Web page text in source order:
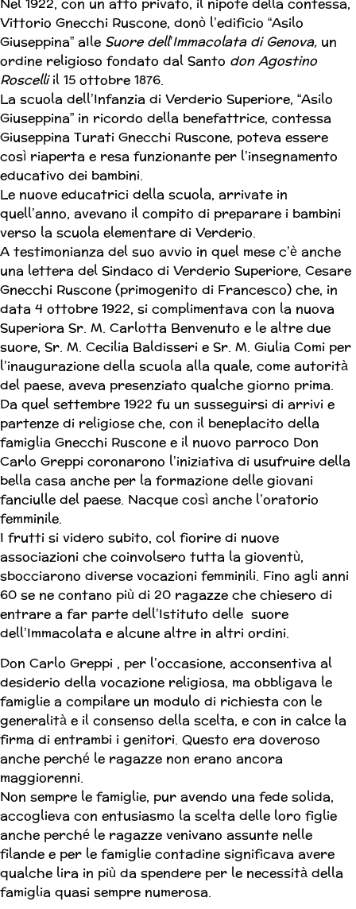
Vittorio Gnecchi Ruscone, donò l’edificio “Asilo
Giuseppina” aIle Suore dell’Immacolata di Genova, un
ordine religioso fondato dal Santo don Agostino
Roscelliil 15 ottobre 1876.
La scuola dell’Infanzia di Verderio Superiore, “Asilo
Giuseppina” in ricordo della benefattrice, contessa
Giuseppina Turati Gnecchi Ruscone, poteva essere
così riaperta e resa funzionante per l’insegnamento
educativo dei bambini.
Le nuove educatrici della scuola, arrivate in
quell’anno, avevano il compito di preparare i bambini
verso la scuola elementare di Verderio.
A testimonianza del suo avvio in quel mese c’è anche
una lettera del Sindaco di Verderio Superiore, Cesare
Gnecchi Ruscone (primogenito di Francesco) che, in
data 4 ottobre 1922, si complimentava con la nuova
Superiora Sr. M. Carlotta Benvenuto e le altre due
suore, Sr. M. Cecilia Baldisseri e Sr. M. Giulia Comi per
l’inaugurazione della scuola alla quale, come autorità
del paese, aveva presenziato qualche giorno prima.
Da quel settembre 1922 fu un susseguirsi di arrivi e
partenze di religiose che, con il beneplacito della
famiglia Gnecchi Ruscone e il nuovo parroco Don
Carlo Greppi coronarono l’iniziativa di usufruire della
bella casa anche per la formazione delle giovani
fanciulle del paese. Nacque così anche l’oratorio
femminile.
I frutti si videro subito, col fiorire di nuove
associazioni che coinvolsero tutta la gioventù,
sbocciarono diverse vocazioni femminili. Fino agli anni
60 se ne contano più di 20 ragazze che chiesero di
entrare a far parte dell’Istituto delle suore
dell’Immacolata e alcune altre in altri ordini.
Don Carlo Greppi , per l’occasione, acconsentiva al
desiderio della vocazione religiosa, ma obbligava le
famiglie a compilare un modulo di richiesta con le
generalità e il consenso della scelta, e con in calce la
firma di entrambi i genitori. Questo era doveroso
anche perché le ragazze non erano ancora
maggiorenni.
Non sempre le famiglie, pur avendo una fede solida,
accoglieva con entusiasmo la scelta delle loro figlie
anche perché le ragazze venivano assunte nelle
filande e per le famiglie contadine significava avere
qualche lira in più da spendere per le necessità della
famiglia quasi sempre numerosa.